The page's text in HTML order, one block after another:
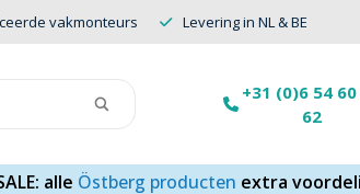
vakmonteurs Levering in NL & BE
+31 (0)6 54 60
62
alle Östberg producten extra